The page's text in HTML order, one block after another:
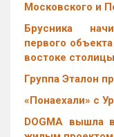
Московского и
Брусника
первого
востоке столицы
Группа Эталон
«Понаехали» с
DOGMA вышла